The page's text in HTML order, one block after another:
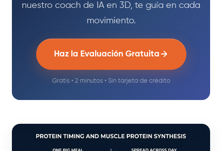
nuestro coach de IA en 3D, te guía en cada
movimiento.
Haz la Evaluación Gratuita
Gratis • 2 minutos • Sin tarjeta de crédito